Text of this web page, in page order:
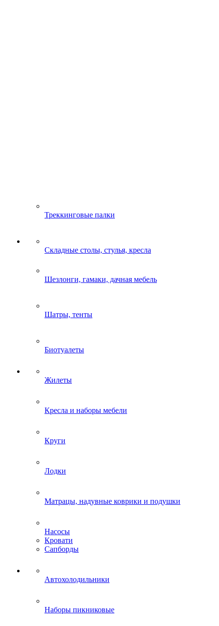
Треккинговые палки
Складные столы, стулья, кресла
Шезлонги, гамаки, дачная мебель
Шатры, тенты
Биотуалеты
Жилеты
Кресла и наборы мебели
Круги
Лодки
Матрацы, надувные коврики и подушки
Насосы
Кровати
Сапборды
Автохолодильники
Наборы пикниковые